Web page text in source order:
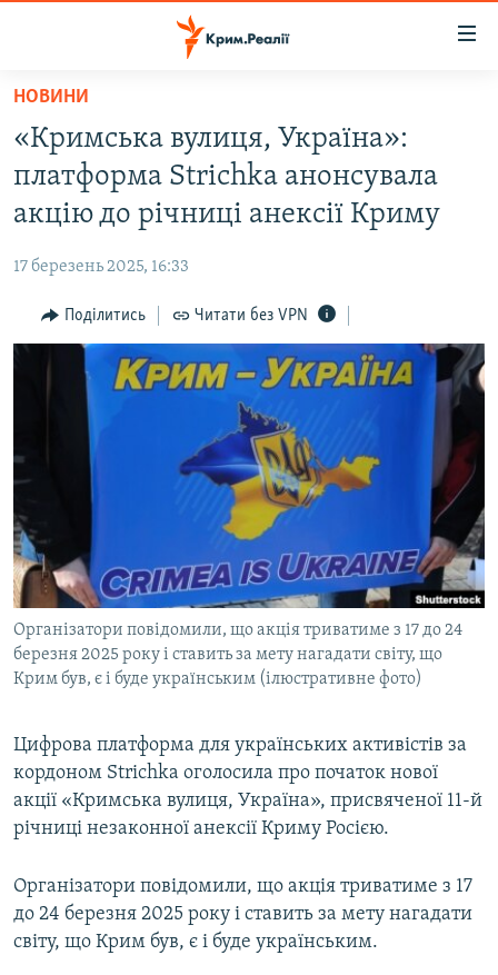
Перейти
основного
матеріалу
Перейти
до
основної
навігації
Перейти
до
пошуку
ВОДА.КРИМ
ВІДЕО ТА ФОТО
БЛОГИ
ПОГЛЯД
ВСЕ ЗА ДЕНЬ
СПЕЦПРОЕКТИ
СВІДЧЕННЯ ОКУПАЦІЇ
УКРАЇНСЬКА ПРОБЛЕМА КРИМУ
ІНФОГРАФІКА
ЯК ОБІЙТИ БЛОКУВАННЯ
Русский
Qırımtatar
ДОЛУЧАЙСЯ!
Усі сайти RFE/RL
НОВИНИ
«Кримська вулиця, Україна»:
платформа Strichka анонсувала
акцію до річниці анексії Криму
17 березень 2025, 16:33
Поділитись Читати без VPN
Організатори повідомили, що акція триватиме з 17 до 24
березня 2025 року і ставить за мету нагадати світу, що
Крим був, є і буде українським (ілюстративне фото)
Цифрова платформа для українських активістів за
кордоном Strichka оголосила про початок нової
акції «Кримська вулиця, Україна», присвяченої 11-й
річниці незаконної анексії Криму Росією.
Організатори повідомили, що акція триватиме з 17
до 24 березня 2025 року і ставить за мету нагадати
світу, що Крим був, є і буде українським.